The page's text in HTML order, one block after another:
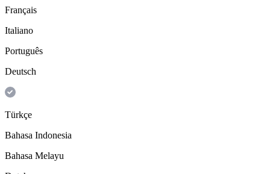
Français
Italiano
Português
Deutsch
Türkçe
Bahasa Indonesia
Bahasa Melayu